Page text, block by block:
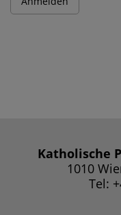
Katholische
1010
Tel: